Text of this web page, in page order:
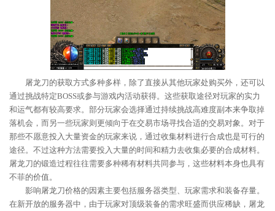
屠龙刀的获取方式多种多样，除了直接从其他玩家处购买外，还可以
通过挑战特定BOSS或参与游戏内活动获得。这些获取途径对玩家的实力
和运气都有较高要求。部分玩家会选择通过持续挑战高难度副本来争取掉
落机会，而另一些玩家则更倾向于在交易市场寻找合适的交易对象。对于
那些不愿意投入大量资金的玩家来说，通过收集材料进行合成也是可行的
途径。不过这种方法需要投入大量的时间和精力去收集必要的合成材料。
屠龙刀的锻造过程往往需要多种稀有材料共同参与，这些材料本身也具有
不菲的价值。
影响屠龙刀价格的因素主要包括服务器类型、玩家需求和装备存量。
在新开放的服务器中，由于玩家对顶级装备的需求旺盛而供应稀缺，屠龙